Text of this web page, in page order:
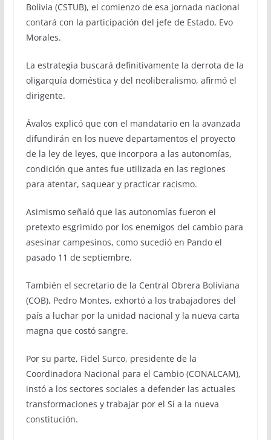
Bolivia (CSTUB), el comienzo de esa jornada nacional
contará con la participación del jefe de Estado, Evo
Morales.
La estrategia buscará definitivamente la derrota de la
oligarquía doméstica y del neoliberalismo, afirmó el
dirigente.
Ávalos explicó que con el mandatario en la avanzada
difundirán en los nueve departamentos el proyecto
de la ley de leyes, que incorpora a las autonomías,
condición que antes fue utilizada en las regiones
para atentar, saquear y practicar racismo.
Asimismo señaló que las autonomías fueron el
pretexto esgrimido por los enemigos del cambio para
asesinar campesinos, como sucedió en Pando el
pasado 11 de septiembre.
También el secretario de la Central Obrera Boliviana
(COB), Pedro Montes, exhortó a los trabajadores del
país a luchar por la unidad nacional y la nueva carta
magna que costó sangre.
Por su parte, Fidel Surco, presidente de la
Coordinadora Nacional para el Cambio (CONALCAM),
instó a los sectores sociales a defender las actuales
transformaciones y trabajar por el Sí a la nueva
constitución.